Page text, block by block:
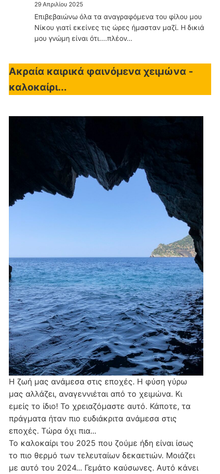
29 Απριλίου 2025
Επιβεβαιώνω όλα τα αναγραφόμενα του φίλου μου
Νίκου γιατί εκείνες τις ώρες ήμασταν μαζί. Η δικιά
μου γνώμη είναι ότι....πλέον…
Ακραία καιρικά φαινόμενα χειμώνα -
καλοκαίρι...
Η ζωή μας ανάμεσα στις εποχές. Η φύση γύρω
μας αλλάζει, αναγεννιέται από το χειμώνα. Κι
εμείς το ίδιο! Το χρειαζόμαστε αυτό. Κάποτε, τα
πράγματα ήταν πιο ευδιάκριτα ανάμεσα στις
εποχές. Τώρα όχι πια...
Το καλοκαίρι του 2025 που ζούμε ήδη είναι ίσως
το πιο θερμό των τελευταίων δεκαετιών. Μοιάζει
με αυτό του 2024... Γεμάτο καύσωνες. Αυτό κάνει